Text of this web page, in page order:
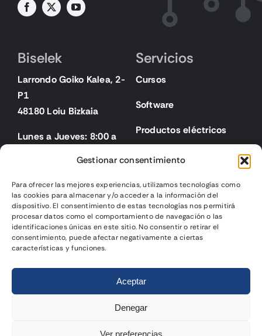
Gestionar consentimiento
Para ofrecer las mejores experiencias, utilizamos tecnologías como
las cookies para almacenar y/o acceder a la información del
dispositivo. El consentimiento de estas tecnologías nos permitirá
procesar datos como el comportamiento de navegación o las
identificaciones únicas en este sitio. No consentir o retirar el
consentimiento, puede afectar negativamente a ciertas
características y funciones.
Aceptar
Denegar
Ver preferencias
Biselek
Larrondo Goiko Kalea, 2-
P1
48180 Loiu Bizkaia
Lunes a Jueves: 8:00 a
Servicios
Cursos
Software
Productos eléctricos
Legal
Aviso legal
Política de privacidad
Página web diseñadapor
Gurenet Teknologia